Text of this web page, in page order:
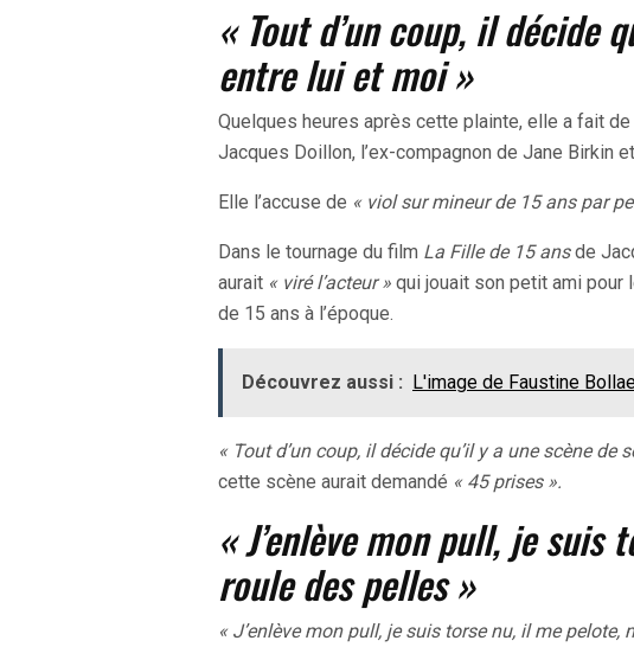
« Tout d’un coup, il décide
entre lui et moi »
Quelques heures après cette plainte, elle a fait
Jacques Doillon, l’ex-compagnon de Jane Birkin
Elle l’accuse de « viol sur mineur de 15 ans par
Dans le tournage du film La Fille de 15 ansde
aurait « viré l’acteur » qui jouait son petit ami pour
de 15 ans à l’époque.
Découvrez aussi : L'image de Faustine
« Tout d’un coup, il décide qu’il y a une scène de
cette scène aurait demandé « 45 prises ».
« J’enlève mon pull, je
roule des pelles »
« J’enlève mon pull, je suis torse nu, il me pelote,